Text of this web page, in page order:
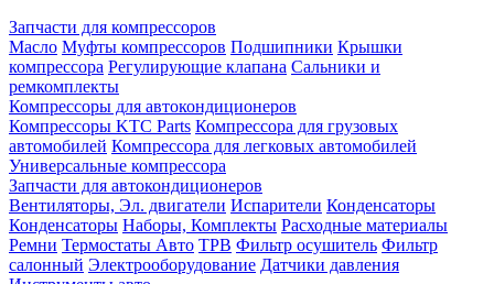
Запчасти для компрессоров
Масло Муфты компрессоров Подшипники Крышки
компрессора Регулирующие клапана Сальники и
ремкомплекты
Компрессоры для автокондиционеров
Компрессоры KTC Parts Компрессора для грузовых
автомобилей Компрессора для легковых автомобилей
Универсальные компрессора
Запчасти для автокондиционеров
Вентиляторы, Эл. двигатели Испарители Конденсаторы
Конденсаторы Наборы, Комплекты Расходные материалы
Ремни Термостаты Авто ТРВ Фильтр осушитель Фильтр
салонный Электрооборудование Датчики давления